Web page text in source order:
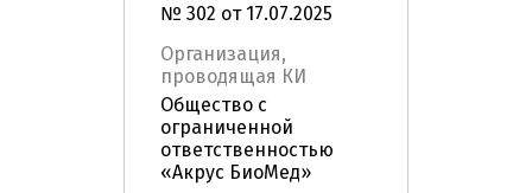
№ 302 от 17.07.2025
Организация,
проводящая КИ
Общество с
ограниченной
ответственностью
«Акрус БиоМед»